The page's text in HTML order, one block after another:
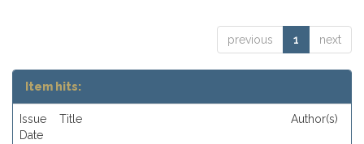
previous 1 next
Item hits:
Issue
Date
Title Author(s)